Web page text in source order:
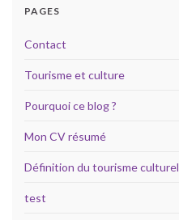
PAGES
Contact
Tourisme et culture
Pourquoi ce blog ?
Mon CV résumé
Définition du tourisme culturel
test